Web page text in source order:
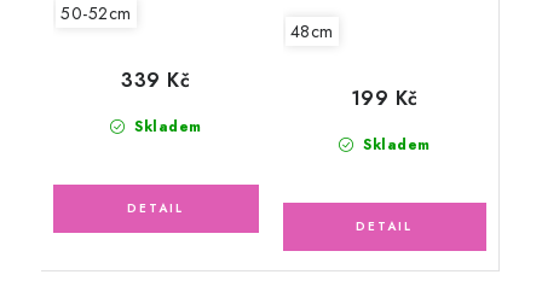
50-52cm
Skladem
339 Kč
48cm
Skladem
199 Kč